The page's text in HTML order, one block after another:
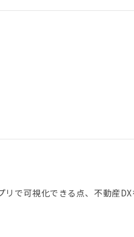
で可視化できる点、不動産